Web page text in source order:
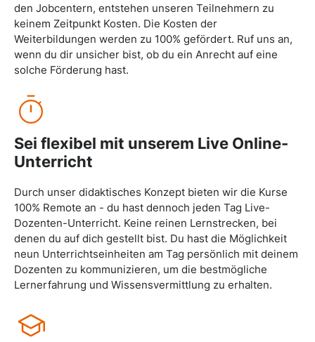
den Jobcentern, entstehen unseren Teilnehmern zu
keinem Zeitpunkt Kosten. Die Kosten der
Weiterbildungen werden zu 100% gefördert. Ruf uns an,
wenn du dir unsicher bist, ob du ein Anrecht auf eine
solche Förderung hast.
Sei flexibel mit unserem Live Online-
Unterricht
Durch unser didaktisches Konzept bieten wir die Kurse
100% Remote an - du hast dennoch jeden Tag Live-
Dozenten-Unterricht. Keine reinen Lernstrecken, bei
denen du auf dich gestellt bist. Du hast die Möglichkeit
neun Unterrichtseinheiten am Tag persönlich mit deinem
Dozenten zu kommunizieren, um die bestmögliche
Lernerfahrung und Wissensvermittlung zu erhalten.